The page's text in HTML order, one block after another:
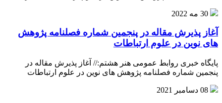
30 مه 2022
آغاز پذیرش مقاله در پنجمین شماره فصلنامه پژوهش
های نوین در علوم ارتباطات
پایگاه خبری روابط عمومی هنر هشتم:// آغاز پذیرش مقاله در
پنجمین شماره فصلنامه پژوهش های نوین در علوم ارتباطات
08 دسامبر 2021